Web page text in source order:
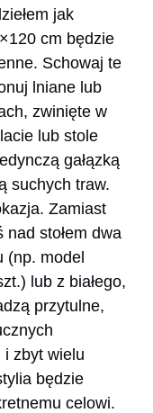
jak
cm będzie
Schowaj te
lniane lub
zwinięte w
lub stole
gałązką
suchych traw.
Zamiast
stołem dwa
(np. model
lub z białego,
przytulne,
i zbyt wielu
będzie
celowi.